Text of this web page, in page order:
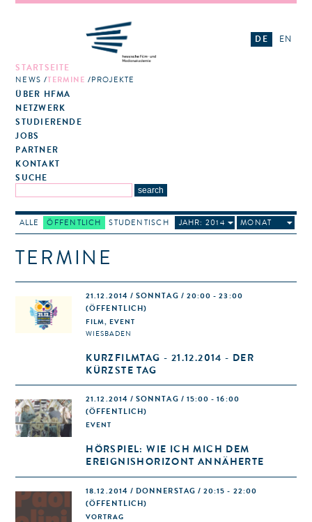
STARTSEITE
NEWS TERMINE PROJEKTE
ÜBER HFMA
NETZWERK
STUDIERENDE
JOBS
PARTNER
KONTAKT
SUCHE
DE EN
ALLE ÖFFENTLICH STUDENTISCH JAHR: 2014 MONAT
TERMINE
21.12.2014 / SONNTAG / 20:00 - 23:00
(ÖFFENTLICH)
FILM, EVENT
WIESBADEN
KURZFILMTAG - 21.12.2014 - DER
KÜRZSTE TAG
21.12.2014 / SONNTAG / 15:00 - 16:00
(ÖFFENTLICH)
EVENT
HÖRSPIEL: WIE ICH MICH DEM
EREIGNISHORIZONT ANNÄHERTE
18.12.2014 / DONNERSTAG / 20:15 - 22:00
(ÖFFENTLICH)
VORTRAG